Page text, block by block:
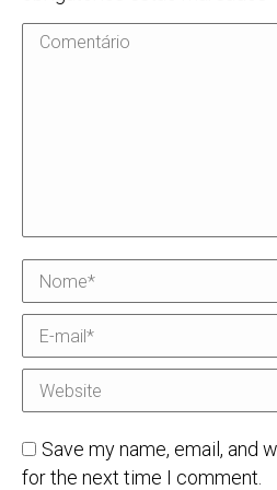
Comentário
Nome *
E-mail *
Website
Save my name, email, and
for the next time I comment.